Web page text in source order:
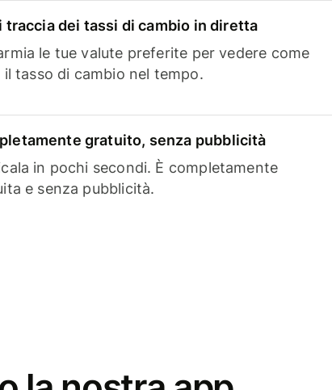
traccia dei tassi di cambio in diretta
le tue valute preferite per vedere come
il tasso di cambio nel tempo.
gratuito, senza pubblicità
in pochi secondi. È completamente
e senza pubblicità.